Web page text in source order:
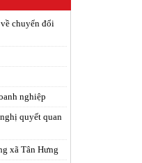
chuyển đổi
nghiệp
quyết quan
xã Tân Hưng